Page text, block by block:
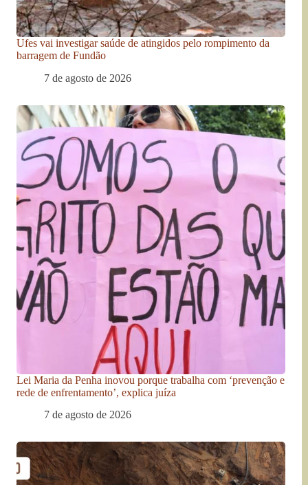
Ufes vai investigar saúde de atingidos pelo rompimento da
barragem de Fundão
7 de agosto de 2026
Lei Maria da Penha inovou porque trabalha com ‘prevenção e
rede de enfrentamento’, explica juíza
7 de agosto de 2026